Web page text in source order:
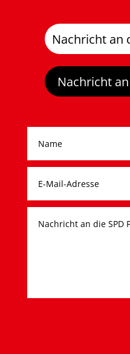
Nachricht an
Nachricht